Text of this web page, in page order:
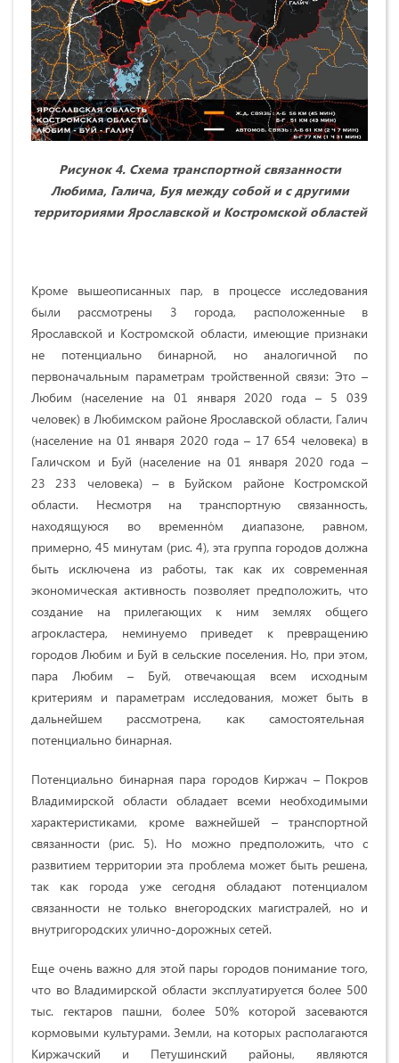
Рисунок 4. Схема транспортной связанности
Любима, Галича, Буя между собой и с другими
территориями Ярославской и Костромской областей
Кроме вышеописанных пар, в процессе исследования
были рассмотрены 3 города, расположенные в
Ярославской и Костромской области, имеющие признаки
не потенциально бинарной, но аналогичной по
первоначальным параметрам тройственной связи: Это –
Любим (население на 01 января 2020 года – 5 039
человек) в Любимском районе Ярославской области, Галич
(население на 01 января 2020 года – 17 654 человека) в
Галичском и Буй (население на 01 января 2020 года –
23 233 человека) – в Буйском районе Костромской
области. Несмотря на транспортную связанность,
находящуюся во временно́м диапазоне, равном,
примерно, 45 минутам (рис. 4), эта группа городов должна
быть исключена из работы, так как их современная
экономическая активность позволяет предположить, что
создание на прилегающих к ним землях общего
агрокластера, неминуемо приведет к превращению
городов Любим и Буй в сельские поселения. Но, при этом,
пара Любим – Буй, отвечающая всем исходным
критериям и параметрам исследования, может быть в
дальнейшем рассмотрена, как самостоятельная
потенциально бинарная.
Потенциально бинарная пара городов Киржач – Покров
Владимирской области обладает всеми необходимыми
характеристиками, кроме важнейшей – транспортной
связанности (рис. 5). Но можно предположить, что с
развитием территории эта проблема может быть решена,
так как города уже сегодня обладают потенциалом
связанности не только внегородских магистралей, но и
внутригородских улично-дорожных сетей.
Еще очень важно для этой пары городов понимание того,
что во Владимирской области эксплуатируется более 500
тыс. гектаров пашни, более 50% которой засеваются
кормовыми культурами. Земли, на которых располагаются
Киржачский и Петушинский районы, являются